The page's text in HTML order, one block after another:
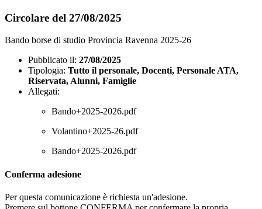
Circolare del 27/08/2025
Bando borse di studio Provincia Ravenna 2025-26
Pubblicato il: 27/08/2025
Tipologia: Tutto il personale, Docenti, Personale ATA,
Riservata, Alunni, Famiglie
Allegati:
Bando+2025-2026.pdf
Volantino+2025-26.pdf
Bando+2025-2026.pdf
Conferma adesione
Per questa comunicazione è richiesta un'adesione.